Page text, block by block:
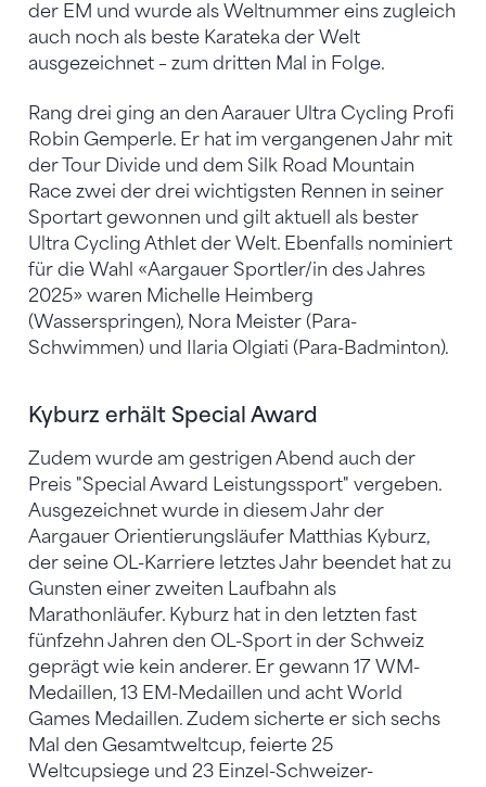
der EM und wurde als Weltnummer eins zugleich
auch noch als beste Karateka der Welt
ausgezeichnet – zum dritten Mal in Folge.
Rang drei ging an den Aarauer Ultra Cycling Profi
Robin Gemperle. Er hat im vergangenen Jahr mit
der Tour Divide und dem Silk Road Mountain
Race zwei der drei wichtigsten Rennen in seiner
Sportart gewonnen und gilt aktuell als bester
Ultra Cycling Athlet der Welt. Ebenfalls nominiert
für die Wahl «Aargauer Sportler/in des Jahres
2025» waren Michelle Heimberg
(Wasserspringen), Nora Meister (Para-
Schwimmen) und Ilaria Olgiati (Para-Badminton).
Kyburz erhält Special Award
Zudem wurde am gestrigen Abend auch der
Preis "Special Award Leistungssport" vergeben.
Ausgezeichnet wurde in diesem Jahr der
Aargauer Orientierungsläufer Matthias Kyburz,
der seine OL-Karriere letztes Jahr beendet hat zu
Gunsten einer zweiten Laufbahn als
Marathonläufer. Kyburz hat in den letzten fast
fünfzehn Jahren den OL-Sport in der Schweiz
geprägt wie kein anderer. Er gewann 17 WM-
Medaillen, 13 EM-Medaillen und acht World
Games Medaillen. Zudem sicherte er sich sechs
Mal den Gesamtweltcup, feierte 25
Weltcupsiege und 23 Einzel-Schweizer-